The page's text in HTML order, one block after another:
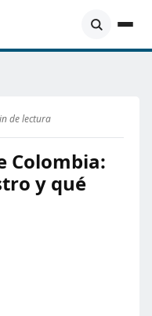
de lectura
Colombia:
y qué